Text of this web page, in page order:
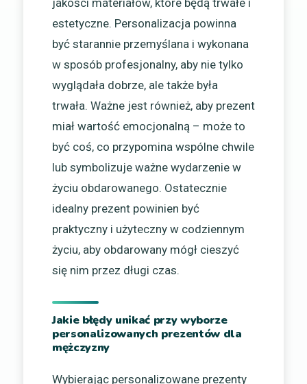
estetyczne. Personalizacja powinna
być starannie przemyślana i wykonana
w sposób profesjonalny, aby nie tylko
wyglądała dobrze, ale także była
trwała. Ważne jest również, aby prezent
miał wartość emocjonalną – może to
być coś, co przypomina wspólne chwile
lub symbolizuje ważne wydarzenie w
życiu obdarowanego. Ostatecznie
idealny prezent powinien być
praktyczny i użyteczny w codziennym
życiu, aby obdarowany mógł cieszyć
się nim przez długi czas.
Jakie błędy unikać przy wyborze
personalizowanych prezentów dla
mężczyzny
Wybierając personalizowane prezenty